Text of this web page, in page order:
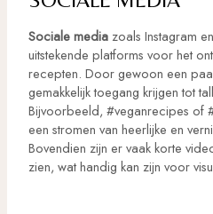
Sociale mediazoals Instagram
uitstekende platforms voor het
recepten. Door gewoon een
gemakkelijk toegang krijgen tot
Bijvoorbeeld, #veganrecipes of
een stromen van heerlijke en
Bovendien zijn er vaak korte
zien, wat handig kan zijn voor